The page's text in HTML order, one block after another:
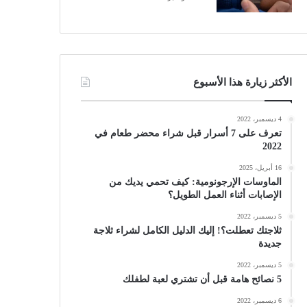
الأكثر زيارة هذا الأسبوع
4 ديسمبر، 2022
تعرف على 7 أسرار قبل شراء محضر طعام في
2022
16 أبريل، 2025
الماوسات الإرجونومية: كيف تحمي يديك من
الإصابات أثناء العمل الطويل؟
5 ديسمبر، 2022
ثلاجتك تعطلت؟! إليك الدليل الكامل لشراء ثلاجة
جديدة
5 ديسمبر، 2022
5 نصائح هامة قبل أن تشتري لعبة لطفلك
6 ديسمبر، 2022